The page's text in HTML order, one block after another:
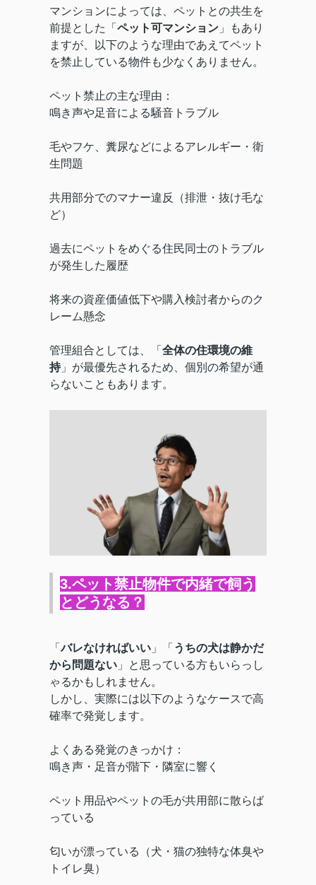
マンションによっては、ペットとの共生を
前提とした「 ペット可マンション 」もあり
ますが、以下のような理由であえてペット
を禁止している物件も少なくありません。
ペット禁止の主な理由：
鳴き声や足音による騒音トラブル
毛やフケ、糞尿などによるアレルギー・衛
生問題
共用部分でのマナー違反（排泄・抜け毛な
ど）
過去にペットをめぐる住民同士のトラブル
が発生した履歴
将来の資産価値低下や購入検討者からのク
レーム懸念
管理組合としては、「 全体の住環境の維
持」が最優先されるため、個別の希望が通
らないこともあります。
3.ペット禁止物件で内緒で飼う
とどうなる？
「バレなければいい 」「 うちの犬は静かだ
から問題ない 」と思っている方もいらっし
ゃるかもしれません。
しかし、実際には以下のようなケースで高
確率で発覚します。
よくある発覚のきっかけ：
鳴き声・足音が階下・隣室に響く
ペット用品やペットの毛が共用部に散らば
っている
匂いが漂っている（犬・猫の独特な体臭や
トイレ臭）